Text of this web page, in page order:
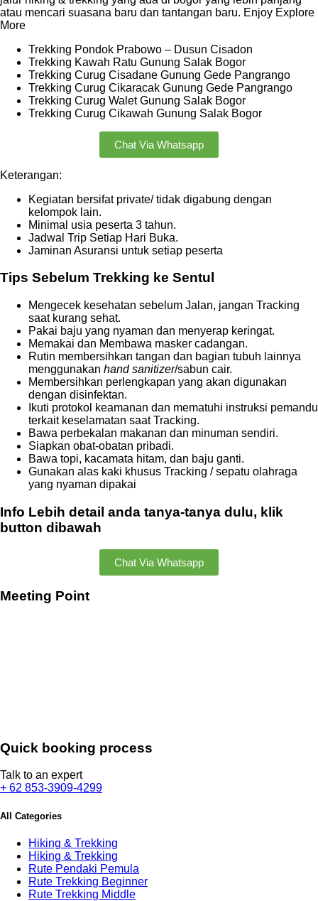
atau mencari suasana baru dan tantangan baru. Enjoy Explore
More
Trekking Pondok Prabowo – Dusun Cisadon
Trekking Kawah Ratu Gunung Salak Bogor
Trekking Curug Cisadane Gunung Gede Pangrango
Trekking Curug Cikaracak Gunung Gede Pangrango
Trekking Curug Walet Gunung Salak Bogor
Trekking Curug Cikawah Gunung Salak Bogor
Chat Via Whatsapp
Keterangan:
Kegiatan bersifat private/ tidak digabung dengan
kelompok lain.
Minimal usia peserta 3 tahun.
Jadwal Trip Setiap Hari Buka.
Jaminan Asuransi untuk setiap peserta
Tips Sebelum Trekking ke Sentul
Mengecek kesehatan sebelum Jalan, jangan Tracking
saat kurang sehat.
Pakai baju yang nyaman dan menyerap keringat.
Memakai dan Membawa masker cadangan.
Rutin membersihkan tangan dan bagian tubuh lainnya
menggunakan hand sanitizer/sabun cair.
Membersihkan perlengkapan yang akan digunakan
dengan disinfektan.
Ikuti protokol keamanan dan mematuhi instruksi pemandu
terkait keselamatan saat Tracking.
Bawa perbekalan makanan dan minuman sendiri.
Siapkan obat-obatan pribadi.
Bawa topi, kacamata hitam, dan baju ganti.
Gunakan alas kaki khusus Tracking / sepatu olahraga
yang nyaman dipakai
Info Lebih detail anda tanya-tanya dulu, klik
button dibawah
Chat Via Whatsapp
Meeting Point
Quick booking process
Talk to an expert
+ 62 853-3909-4299
All Categories
Hiking & Trekking
Hiking & Trekking
Rute Pendaki Pemula
Rute Trekking Beginner
Rute Trekking Middle